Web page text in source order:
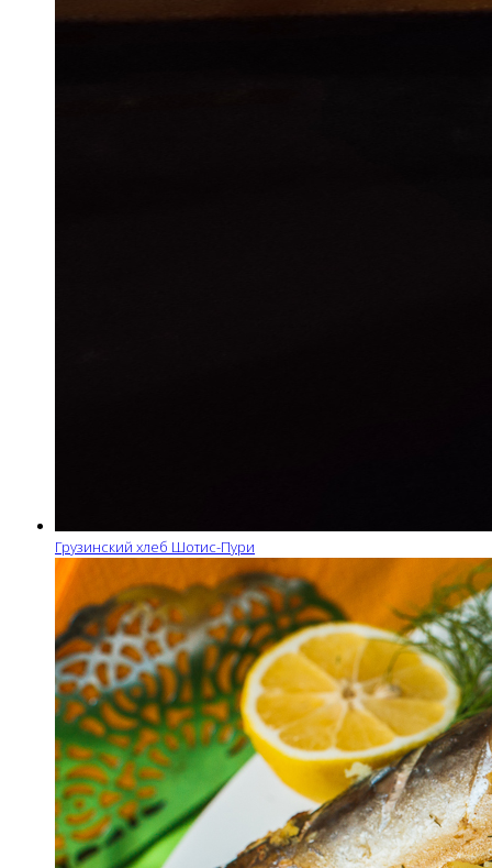
Грузинский хлеб Шотис-Пури